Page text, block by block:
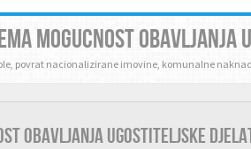
MOGUCNOST OBAVLJANJA
povrat nacionalizirane imovine, komunalne
OBAVLJANJA UGOSTITELJSKE